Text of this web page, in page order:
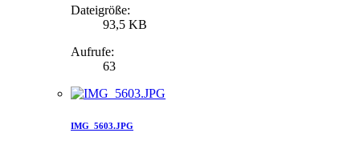
Dateigröße:
93,5 KB
Aufrufe:
63
IMG_5603.JPG